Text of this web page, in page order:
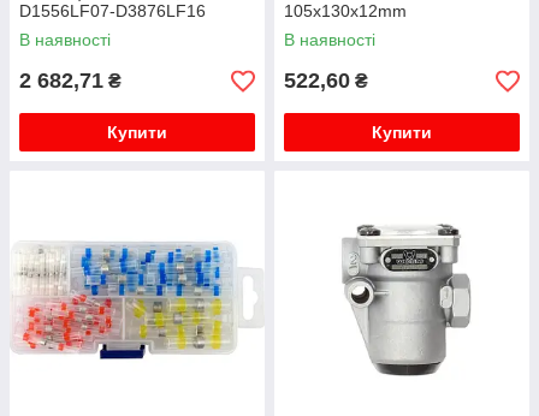
D1556LF07-D3876LF16
06.06-09.21
В наявності
2 682,71 ₴
Купити
105х130х12mm
В наявності
522,60 ₴
Купити